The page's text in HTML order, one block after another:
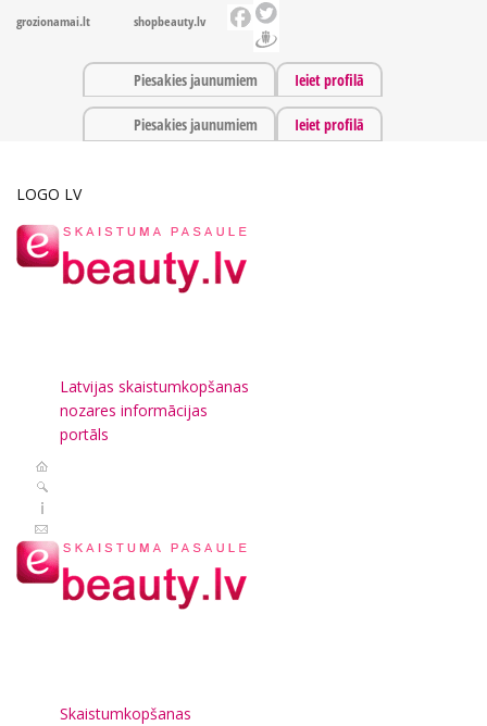
grozionamai.lt shopbeauty.lv
Piesakies jaunumiem Ieiet profilā
Piesakies jaunumiem Ieiet profilā
LOGO LV
Latvijas skaistumkopšanas
nozares informācijas
portāls
Skaistumkopšanas